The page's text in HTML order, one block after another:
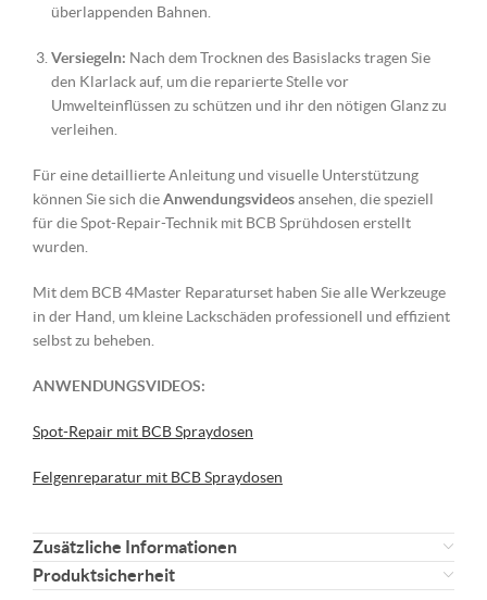
überlappenden Bahnen.
Versiegeln: Nach dem Trocknen des Basislacks tragen Sie
den Klarlack auf, um die reparierte Stelle vor
Umwelteinflüssen zu schützen und ihr den nötigen Glanz zu
verleihen.
Für eine detaillierte Anleitung und visuelle Unterstützung
können Sie sich dieAnwendungsvideosansehen, die speziell
für die Spot-Repair-Technik mit BCB Sprühdosen erstellt
wurden.
Mit dem BCB 4Master Reparaturset haben Sie alle Werkzeuge
in der Hand, um kleine Lackschäden professionell und effizient
selbst zu beheben.
ANWENDUNGSVIDEOS:
Spot-Repair mit BCB Spraydosen
Felgenreparatur mit BCB Spraydosen
Zusätzliche Informationen
Produktsicherheit